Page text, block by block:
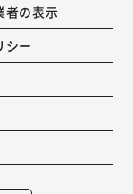
者の表示
シー